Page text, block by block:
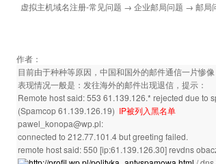
虚拟主机域名注册-常见问题 → 企业邮局问题 → 邮局
作者：
目前由于种种等原因，中国和国外的邮件通信一片惨
表现情况一般是：发往海外的邮件出现退信，提示：
Remote host said: 553 61.139.126.* rejected due to
(Spamcop 61.139.126.19) IP被列入黑名单
pawel_konopa@wp.pl:
connected to 212.77.101.4 but greeting failed.
remote host said: 550 [ip:61.139.126.30] revdns